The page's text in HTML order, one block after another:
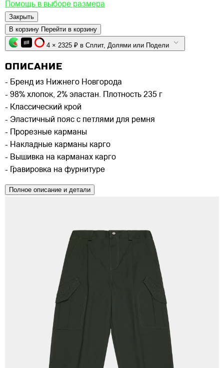
Помощь в выборе размера
Закрыть
В корзину Перейти в корзину
4 × 2325 ₽ в Сплит, Долями или Подели
ОПИСАНИЕ
- Бренд из Нижнего Новгорода
- 98% хлопок, 2% эластан. Плотность 235 г
- Классический крой
- Эластичный пояс с петлями для ремня
- Прорезные карманы
- Накладные карманы карго
- Вышивка на карманах карго
- Гравировка на фурнитуре
Полное описание и детали